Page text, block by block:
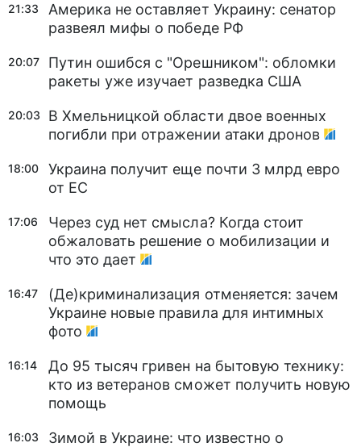
21:33
Америка не оставляет Украину: сенатор
развеял мифы о победе РФ
20:07
Путин ошибся с "Орешником": обломки
ракеты уже изучает разведка США
20:03
В Хмельницкой области двое военных
погибли при отражении атаки дронов
18:00
Украина получит еще почти 3 млрд евро
от ЕС
17:06
Через суд нет смысла? Когда стоит
обжаловать решение о мобилизации и
что это дает
16:47
(Де)криминализация отменяется: зачем
Украине новые правила для интимных
фото
16:14
До 95 тысяч гривен на бытовую технику:
кто из ветеранов сможет получить новую
помощь
16:03
Зимой в Украине: что известно о